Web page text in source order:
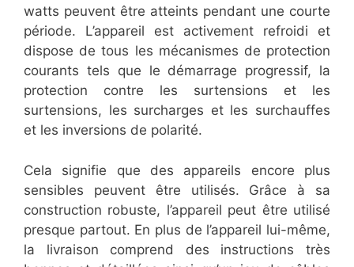
watts peuvent être atteints pendant une courte
période. L’appareil est activement refroidi et
dispose de tous les mécanismes de protection
courants tels que le démarrage progressif, la
protection contre les surtensions et les
surtensions, les surcharges et les surchauffes
et les inversions de polarité.
Cela signifie que des appareils encore plus
sensibles peuvent être utilisés. Grâce à sa
construction robuste, l’appareil peut être utilisé
presque partout. En plus de l’appareil lui-même,
la livraison comprend des instructions très